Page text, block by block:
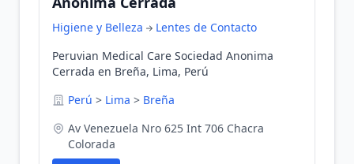
Higiene y Belleza
Lentes de Contacto
Peruvian Medical Care Sociedad Anonima
Cerrada en Breña, Lima, Perú
Perú > Lima > Breña
Av Venezuela Nro 625 Int 706 Chacra
Colorada